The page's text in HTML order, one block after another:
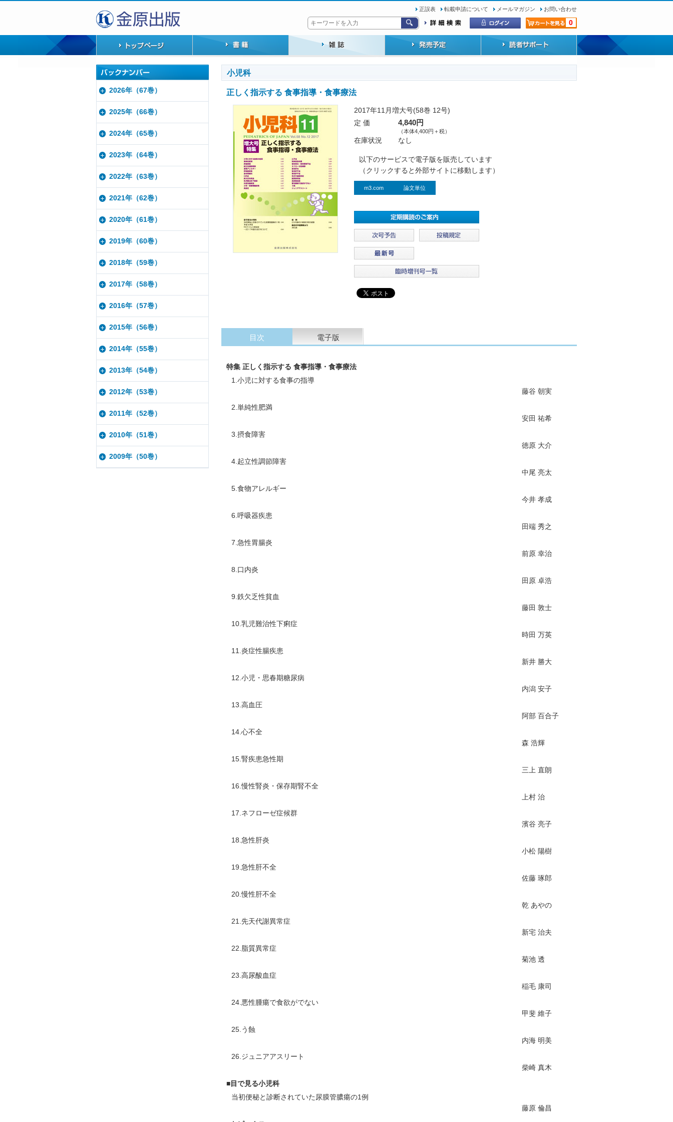
正誤表 転載申請について メールマガジン お問い合わせ
0
小児科
正しく指示する 食事指導・食事療法
2017年11月増大号(58巻 12号)
定 価
4,840円
（本体4,400円＋税）
在庫状況 なし
以下のサービスで電子版を販売しています
（クリックすると外部サイトに移動します）
m3.com 論文単位
目次 電子版
特集 正しく指示する 食事指導・食事療法
1.小児に対する食事の指導
藤谷 朝実
2.単純性肥満
安田 祐希
3.摂食障害
徳原 大介
4.起立性調節障害
中尾 亮太
5.食物アレルギー
今井 孝成
6.呼吸器疾患
田端 秀之
7.急性胃腸炎
前原 幸治
8.口内炎
田原 卓浩
9.鉄欠乏性貧血
藤田 敦士
10.乳児難治性下痢症
時田 万英
11.炎症性腸疾患
新井 勝大
12.小児・思春期糖尿病
内潟 安子
13.高血圧
阿部 百合子
14.心不全
森 浩輝
15.腎疾患急性期
三上 直朗
16.慢性腎炎・保存期腎不全
上村 治
17.ネフローゼ症候群
濱谷 亮子
18.急性肝炎
小松 陽樹
19.急性肝不全
佐藤 琢郎
20.慢性肝不全
乾 あやの
21.先天代謝異常症
新宅 治夫
22.脂質異常症
菊池 透
23.高尿酸血症
稲毛 康司
24.悪性腫瘍で食欲がでない
甲斐 維子
25.う蝕
内海 明美
26.ジュニアアスリート
柴崎 真木
■目で見る小児科
当初便秘と診断されていた尿膜管膿瘍の1例
藤原 倫昌
2026年（67巻）
2025年（66巻）
2024年（65巻）
2023年（64巻）
2022年（63巻）
2021年（62巻）
2020年（61巻）
2019年（60巻）
2018年（59巻）
2017年（58巻）
2016年（57巻）
2015年（56巻）
2014年（55巻）
2013年（54巻）
2012年（53巻）
2011年（52巻）
2010年（51巻）
2009年（50巻）